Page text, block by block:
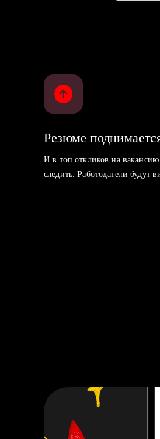
Резюме
И в топ откликов на
следить. Работодатели будут